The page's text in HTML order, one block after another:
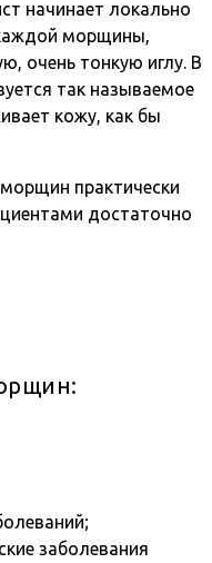
начинает локально
морщины,
очень тонкую иглу. В
так называемое
кожу, как бы
практически
достаточно
заболевания